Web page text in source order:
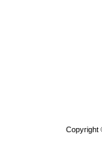
Copyright